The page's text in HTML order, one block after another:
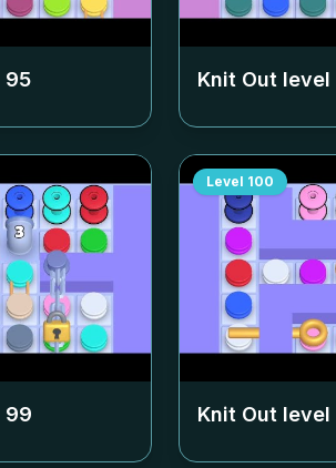
95 Knit Out level
99
Level 100
Knit Out level